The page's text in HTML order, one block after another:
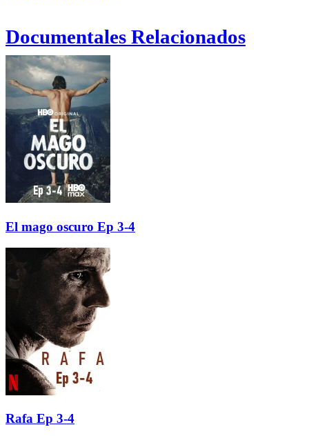
Documentales Relacionados
El mago oscuro Ep 3-4
Rafa Ep 3-4